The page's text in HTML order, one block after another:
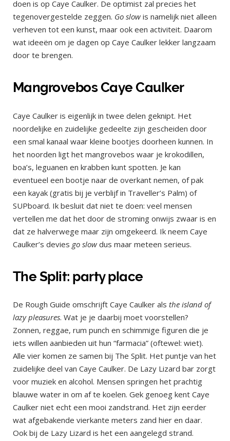
doen is op Caye Caulker. De optimist zal precies het
tegenovergestelde zeggen. Go slow is namelijk niet alleen
verheven tot een kunst, maar ook een activiteit. Daarom
wat ideeën om je dagen op Caye Caulker lekker langzaam
door te brengen.
Mangrovebos Caye Caulker
Caye Caulker is eigenlijk in twee delen geknipt. Het
noordelijke en zuidelijke gedeelte zijn gescheiden door
een smal kanaal waar kleine bootjes doorheen kunnen. In
het noorden ligt het mangrovebos waar je krokodillen,
boa’s, leguanen en krabben kunt spotten. Je kan
eventueel een bootje naar de overkant nemen, of pak
een kayak (gratis bij je verblijf in Traveller’s Palm) of
SUPboard. Ik besluit dat niet te doen: veel mensen
vertellen me dat het door de stroming onwijs zwaar is en
dat ze halverwege maar zijn omgekeerd. Ik neem Caye
Caulker’s devies go slow dus maar meteen serieus.
The Split: party place
De Rough Guide omschrijft Caye Caulker als the island of
lazy pleasures. Wat je je daarbij moet voorstellen?
Zonnen, reggae, rum punch en schimmige figuren die je
iets willen aanbieden uit hun “farmacia” (oftewel: wiet).
Alle vier komen ze samen bij The Split. Het puntje van het
zuidelijke deel van Caye Caulker. De Lazy Lizard bar zorgt
voor muziek en alcohol. Mensen springen het prachtig
blauwe water in om af te koelen. Gek genoeg kent Caye
Caulker niet echt een mooi zandstrand. Het zijn eerder
wat afgebakende vierkante meters zand hier en daar.
Ook bij de Lazy Lizard is het een aangelegd strand.